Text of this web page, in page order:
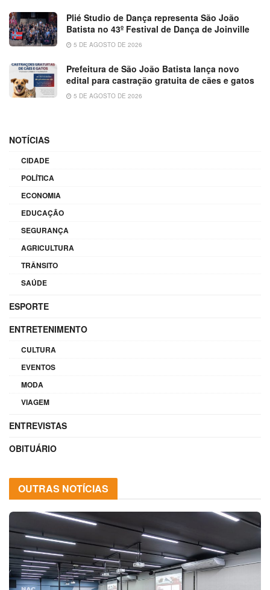
Plié Studio de Dança representa São João
Batista no 43º Festival de Dança de Joinville
5 DE AGOSTO DE 2026
Prefeitura de São João Batista lança novo
edital para castração gratuita de cães e gatos
5 DE AGOSTO DE 2026
NOTÍCIAS
CIDADE
POLÍTICA
ECONOMIA
EDUCAÇÃO
SEGURANÇA
AGRICULTURA
TRÂNSITO
SAÚDE
ESPORTE
ENTRETENIMENTO
CULTURA
EVENTOS
MODA
VIAGEM
ENTREVISTAS
OBITUÁRIO
OUTRAS NOTÍCIAS